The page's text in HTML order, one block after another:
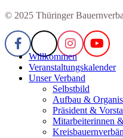
© 2025 Thüringer
Willkommen
Veranstaltungskalender
Unser Verband
Selbstbild
Aufbau &
Präsident &
Mitarbeiterinnen